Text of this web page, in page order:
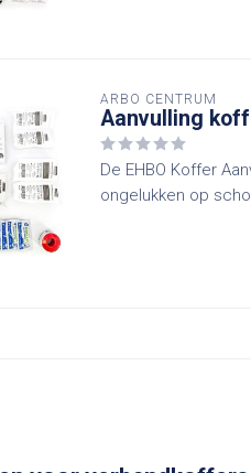
ARBO CENTRUM
Aanvulling
De EHBO Koffer
ongelukken op